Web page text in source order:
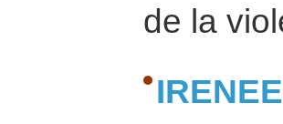
de la